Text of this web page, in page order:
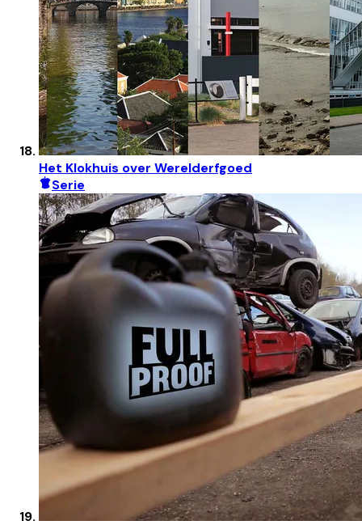
Het Klokhuis over Werelderfgoed
Serie